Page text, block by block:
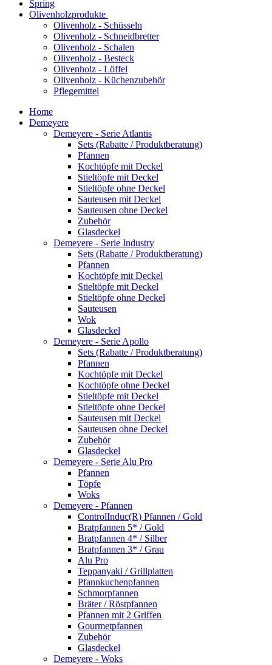
Spring
Olivenholzprodukte
Olivenholz - Schüsseln
Olivenholz - Schneidbretter
Olivenholz - Schalen
Olivenholz - Besteck
Olivenholz - Löffel
Olivenholz - Küchenzubehör
Pflegemittel
Home
Demeyere
Demeyere - Serie Atlantis
Sets (Rabatte / Produktberatung)
Pfannen
Kochtöpfe mit Deckel
Stieltöpfe mit Deckel
Stieltöpfe ohne Deckel
Sauteusen mit Deckel
Sauteusen ohne Deckel
Zubehör
Glasdeckel
Demeyere - Serie Industry
Sets (Rabatte / Produktberatung)
Pfannen
Kochtöpfe mit Deckel
Stieltöpfe mit Deckel
Stieltöpfe ohne Deckel
Sauteusen
Wok
Glasdeckel
Demeyere - Serie Apollo
Sets (Rabatte / Produktberatung)
Pfannen
Kochtöpfe mit Deckel
Kochtöpfe ohne Deckel
Stieltöpfe mit Deckel
Stieltöpfe ohne Deckel
Sauteusen mit Deckel
Sauteusen ohne Deckel
Zubehör
Glasdeckel
Demeyere - Serie Alu Pro
Pfannen
Töpfe
Woks
Demeyere - Pfannen
ControlInduc(R) Pfannen / Gold
Bratpfannen 5* / Gold
Bratpfannen 4* / Silber
Bratpfannen 3* / Grau
Alu Pro
Teppanyaki / Grillplatten
Pfannkuchenpfannen
Schmorpfannen
Bräter / Röstpfannen
Pfannen mit 2 Griffen
Gourmetpfannen
Zubehör
Glasdeckel
Demeyere - Woks